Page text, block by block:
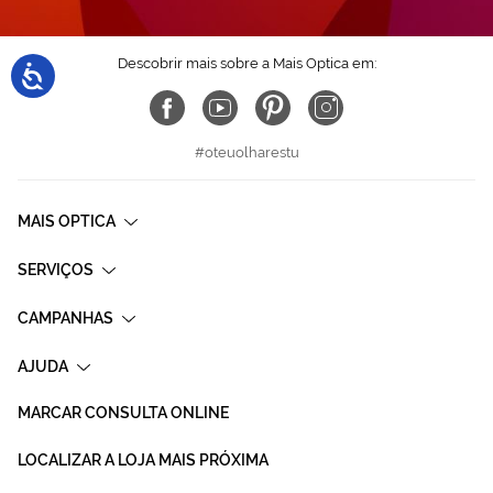
Descobrir mais sobre a Mais Optica em:
#oteuolharestu
MAIS OPTICA
SERVIÇOS
CAMPANHAS
AJUDA
MARCAR CONSULTA ONLINE
LOCALIZAR A LOJA MAIS PRÓXIMA